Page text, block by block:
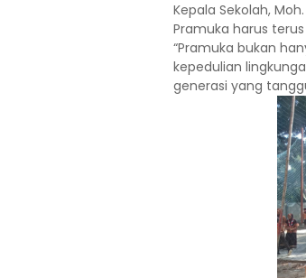
Kepala Sekolah,
Pramuka harus
“Pramuka bukan
kepedulian
generasi yang